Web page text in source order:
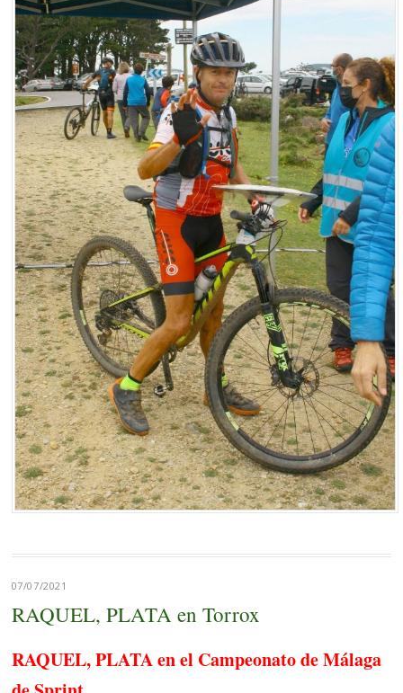
07/07/2021
RAQUEL, PLATA en Torrox
RAQUEL, PLATA en el Campeonato de Málaga